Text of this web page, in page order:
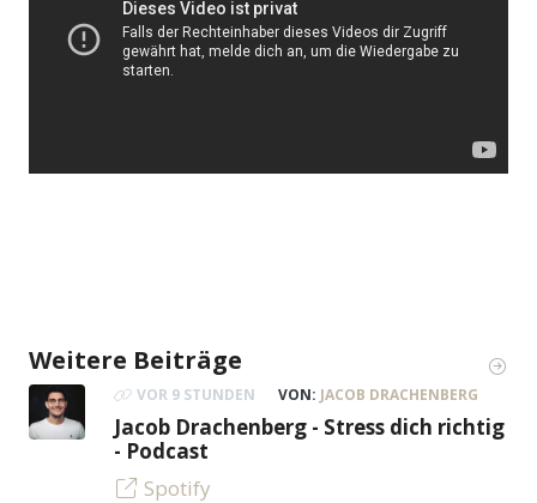
Weitere Beiträge
VOR 9 STUNDEN VON: JACOB DRACHENBERG
Jacob Drachenberg - Stress dich richtig
- Podcast
Spotify